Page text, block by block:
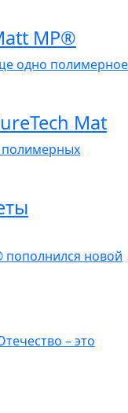
MP®
одно полимерное
Mat
полимерных
пополнился новой
– это